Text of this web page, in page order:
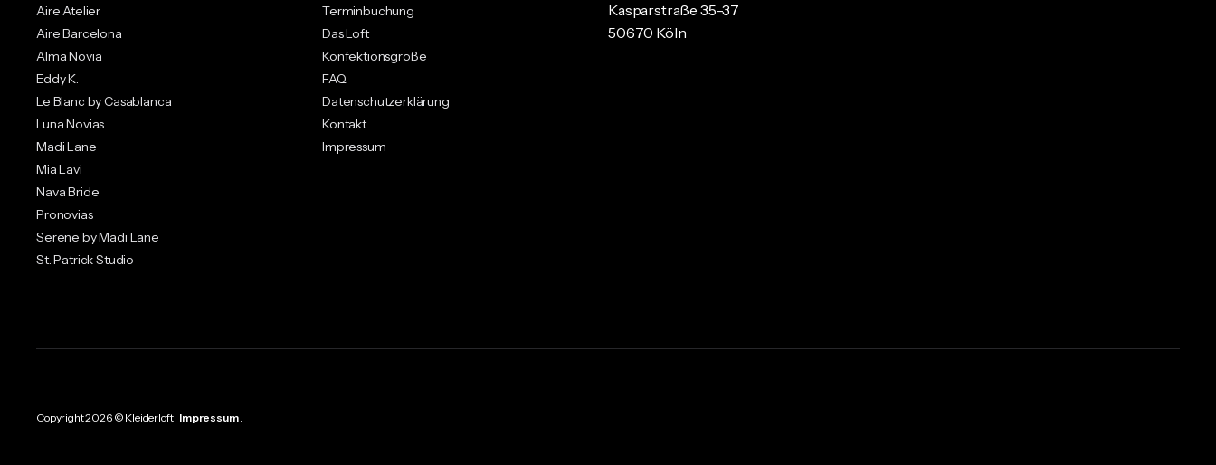
Aire Atelier
Aire Barcelona
Alma Novia
Eddy K.
Le Blanc by Casablanca
Luna Novias
Madi Lane
Mia Lavi
Nava Bride
Pronovias
Serene by Madi Lane
St. Patrick Studio
Terminbuchung
Das Loft
Konfektionsgröße
FAQ
Datenschutzerklärung
Kontakt
Impressum
Kasparstraße 35-37
50670 Köln
Copyright 2026 © Kleiderloft | Impressum.